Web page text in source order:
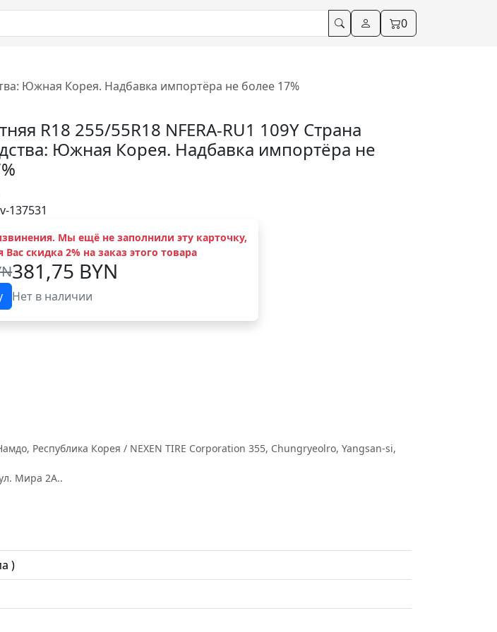
0
Южная Корея. Надбавка импортёра не более 17%
R18 255/55R18 NFERA-RU1 109Y Страна
Южная Корея. Надбавка импортёра не
137531
Мы ещё не заполнили эту карточку,
Вас скидка 2% на заказ этого товара
381,75 BYN
Нет в наличии
Республика Корея / NEXEN TIRE Corporation 355, Chungryeolro, Yangsan-si,
Мира 2А..
)